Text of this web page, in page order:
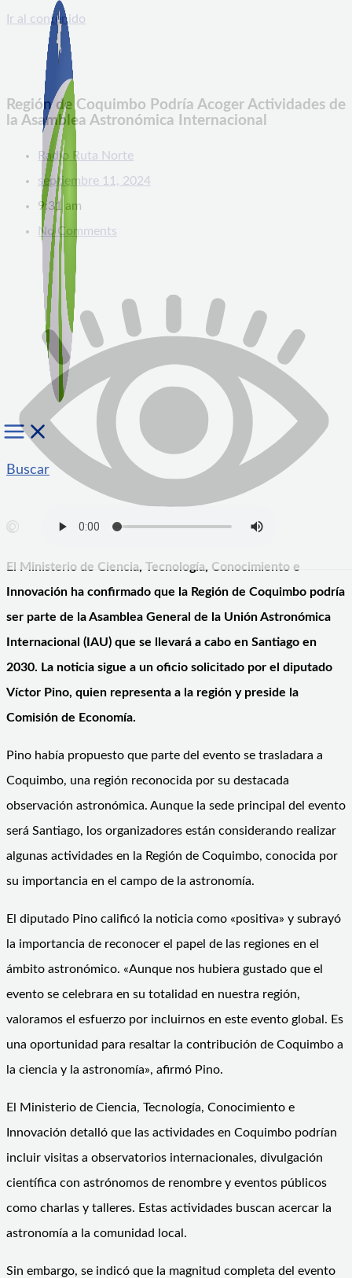
Ir al contenido
Buscar
Región de Coquimbo Podría Acoger Actividades de
la Asamblea Astronómica Internacional
Radio Ruta Norte
septiembre 11, 2024
9:31 am
No Comments
El Ministerio de Ciencia, Tecnología, Conocimiento e
Innovación ha confirmado que la Región de Coquimbo podría
ser parte de la Asamblea General de la Unión Astronómica
Internacional (IAU) que se llevará a cabo en Santiago en
2030. La noticia sigue a un oficio solicitado por el diputado
Víctor Pino, quien representa a la región y preside la
Comisión de Economía.
Pino había propuesto que parte del evento se trasladara a
Coquimbo, una región reconocida por su destacada
observación astronómica. Aunque la sede principal del evento
será Santiago, los organizadores están considerando realizar
algunas actividades en la Región de Coquimbo, conocida por
su importancia en el campo de la astronomía.
El diputado Pino calificó la noticia como «positiva» y subrayó
la importancia de reconocer el papel de las regiones en el
ámbito astronómico. «Aunque nos hubiera gustado que el
evento se celebrara en su totalidad en nuestra región,
valoramos el esfuerzo por incluirnos en este evento global. Es
una oportunidad para resaltar la contribución de Coquimbo a
la ciencia y la astronomía», afirmó Pino.
El Ministerio de Ciencia, Tecnología, Conocimiento e
Innovación detalló que las actividades en Coquimbo podrían
incluir visitas a observatorios internacionales, divulgación
científica con astrónomos de renombre y eventos públicos
como charlas y talleres. Estas actividades buscan acercar la
astronomía a la comunidad local.
Sin embargo, se indicó que la magnitud completa del evento